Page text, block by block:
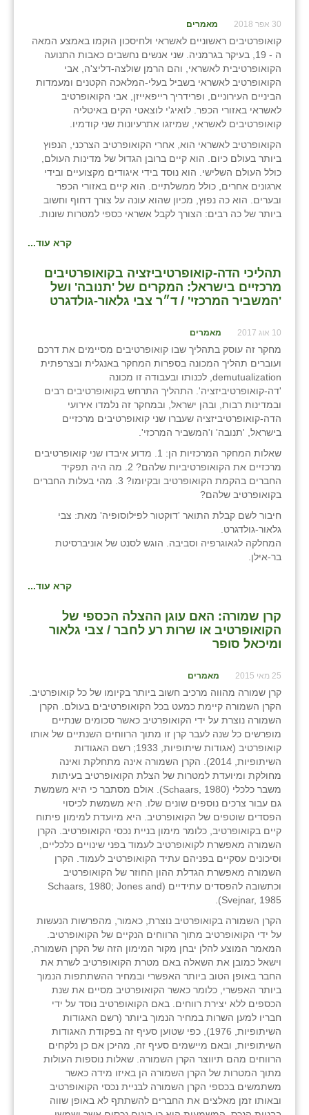
30 אפר 2018 מאמרים
קואופרטיבים ראשוניים לאשראי ולחיסכון הוקמו באמצע המאה
ה - 19, בעיקר בגרמניה. שני אנשים נחשבים כאבות התנועה
הקואופרטיבית לאשראי, והם הרמן שולצה-דליצ'ה, אבי
הקואופרטיב לאשראי בשביל בעלי-המלאכה הקטנים ומעמדות
הביניים העירוניים, ופרידריך רייפאייזן, אבי הקואופרטיב
לאשראי באזורי הכפר. לואיג'י לוצאטי הקים באיטליה
קואופרטיבים לאשראי, שמיזגו אתרעיונות שני קודמיו.
הקואופרטיב לאשראי הוא, אחרי הקואופרטיב הצרכני, הנפוץ
ביותר בעולם כיום. הוא קיים ברובן הגדול של מדינות העולם,
כולל העולם השלישי. הוא נוסד בידי איגודים מקצועיים ובידי
ארגונים אחרים, כולל ממשלתיים. הוא קיים באזורי הכפר
ובערים. הוא כה נפוץ, מכיון שהוא עונה על צורך דחוף וחשוב
ביותר של כה רבים: הצורך לקבל אשראי כספי למטרות שונות.
קרא עוד...
תהליכי הדה-קואופרטיביזציה בקואופרטיבים
מרכזיים בישראל: המקרים של 'תנובה' ושל
'המשביר המרכזי' / ד״ר צבי גלאור-גולדגרט
10 אוג 2017 מאמרים
מחקר זה עוסק בתהליך שבו קואופרטיבים מסיימים את דרכם
ועוברים תהליך המכונה בספרות המחקר באנגלית ובצרפתית
demutualization, לכנותו ובעבודה זו מכונה
'דה-קואופרטיביזציה'. התהליך התרחש בקואופרטיבים רבים
ובמדינות רבות, ובהן ישראל, ובמחקר זה נלמדו אירועי
הדה-קואופרטיביזציה שעברו שני קואופרטיבים מרכזיים
בישראל, 'תנובה' ו'המשביר המרכזי'.
שאלות המחקר המרכזיות הן: 1. מדוע איבדו שני קואופרטיבים
מרכזיים את הקואופרטיביות שלהם? 2. מה היה תפקיד
החברים בהקמת הקואופרטיב ובקיומו? 3. מהי בעלות החברים
בקואופרטיב שלהם?
חיבור לשם קבלת התואר 'דוקטור לפילוסופיה' מאת: צבי
גלאור-גולדגרט.
המחלקה לגאוגרפיה וסביבה. הוגש לסנט של אוניברסיטת
בר-אילן.
קרא עוד...
קרן שמורה: האם עוגן ההצלה הכספי של
הקואופרטיב או שרות רע לחבר / צבי גלאור
ומיכאל סופר
25 מאי 2015 מאמרים
קרן שמורה מהווה מרכיב חשוב ביותר בקיומו של כל קואופרטיב.
הקרן השמורה קיימת כמעט בכל הקואופרטיבים בעולם. הקרן
השמורה נוצרת על ידי הקואופרטיב כאשר סכומים שנתיים
מופרשים כל שנה לעבר קרן זו מתוך הרווחים השנתיים של אותו
קואופרטיב (אגודות שיתופיות, 1933; רשם האגודות
השיתופיות, 2014). הקרן השמורה אינה מתחלקת ואינה
מחולקת ומיועדת למטרות של הצלת הקואופרטיב בעיתות
משבר כלכלי (Schaars, 1980). אולם מסתבר כי היא משמשת
גם עבור צרכים נוספים שונים שלו. היא משמשת לכיסוי
הפסדים שוטפים של הקואופרטיב. היא מיועדת למימון פיתוח
קיים בקואופרטיב, כלומר מימון בניית נכסי הקואופרטיב. הקרן
השמורה מאפשרת לקואופרטיב לעמוד בפני שינויים כלכליים,
וסיכונים עסקיים בפניהם עתיד הקואופרטיב לעמוד. הקרן
השמורה מאפשרת הגדלת ההון החוזר של הקואופרטיב
וכתשובה להפסדים עתידיים (Schaars, 1980; Jones and
Svejnar, 1985).
הקרן השמורה בקואופרטיב נוצרת, כאמור, מהפרשות הנעשות
על ידי הקואופרטיב מתוך הרווחים הנקיים של הקואופרטיב.
המאמר המוצע להלן יבחן מקור המימון הזה של הקרן השמורה,
וישאל כמובן את השאלה באם מטרת הקואופרטיב לשרת את
החבר באופן הטוב ביותר האפשרי ובמחיר ההשתתפות הנמוך
ביותר האפשרי, כלומר כאשר הקואופרטיב מסיים את שנת
הכספים ללא יצירת רווחים. באם הקואופרטיב נוסד על ידי
חבריו למען השרות במחיר הנמוך ביותר (רשם האגודות
השיתופיות, 1976), כפי שטוען סעיף זה בפקודת האגודות
השיתופיות, ובאם מיישמים סעיף זה, מהיכן אם כן נלקחים
הרווחים מהם תיווצר הקרן השמורה. שאלות נוספות העולות
מתוך המטרות של הקרן השמורה הן באיזו מידה כאשר
משתמשים בכספי הקרן השמורה לבניית נכסי הקואופרטיב
ובאותו זמן מאלצים את החברים להשתתף לא באופן שווה